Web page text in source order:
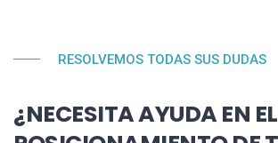
RESOLVEMOS TODAS SUS DUDAS
¿NECESITA AYUDA EN EL